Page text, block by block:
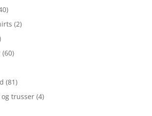
(2)
(60)
(81)
trusser (4)